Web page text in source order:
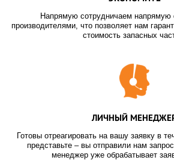
Напрямую сотрудничаем напрямую
производителями, что позволяет нам
стоимость запасных
ЛИЧНЫЙ
Готовы отреагировать на вашу заявку в
представьте – вы отправили нам
менеджер уже обрабатывает